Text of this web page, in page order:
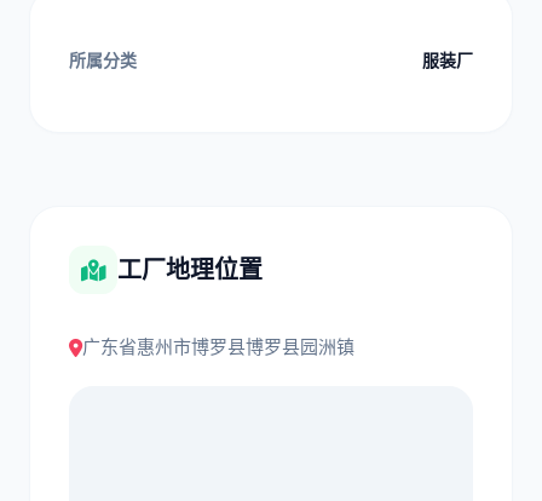
所属分类 服装厂
工厂地理位置
广东省惠州市博罗县博罗县园洲镇